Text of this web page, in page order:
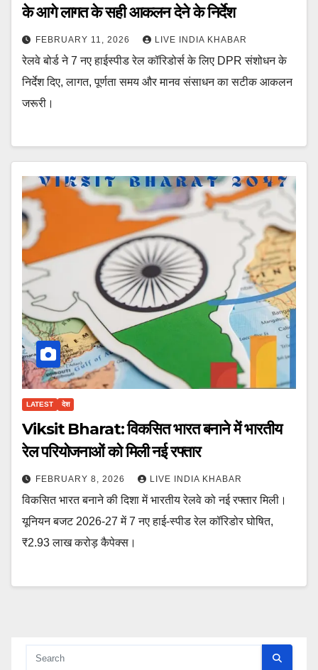
के आगे लागत के सही आकलन देने के निर्देश
FEBRUARY 11, 2026 LIVE INDIA KHABAR
रेलवे बोर्ड ने 7 नए हाईस्पीड रेल कॉरिडोर्स के लिए DPR संशोधन के
निर्देश दिए, लागत, पूर्णता समय और मानव संसाधन का सटीक आकलन
जरूरी।
LATEST देश
Viksit Bharat: विकसित भारत बनाने में भारतीय
रेल परियोजनाओं को मिली नई रफ्तार
FEBRUARY 8, 2026 LIVE INDIA KHABAR
विकसित भारत बनाने की दिशा में भारतीय रेलवे को नई रफ्तार मिली।
यूनियन बजट 2026-27 में 7 नए हाई-स्पीड रेल कॉरिडोर घोषित,
₹2.93 लाख करोड़ कैपेक्स।